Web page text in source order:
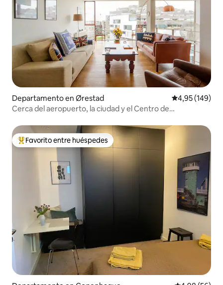
Departamento en Ørestad Calificación
4,95 (149)
Cerca del aeropuerto, la ciudad y el Centro de
Favorito entre los huéspedes más destacados
Favorito entre huéspedes